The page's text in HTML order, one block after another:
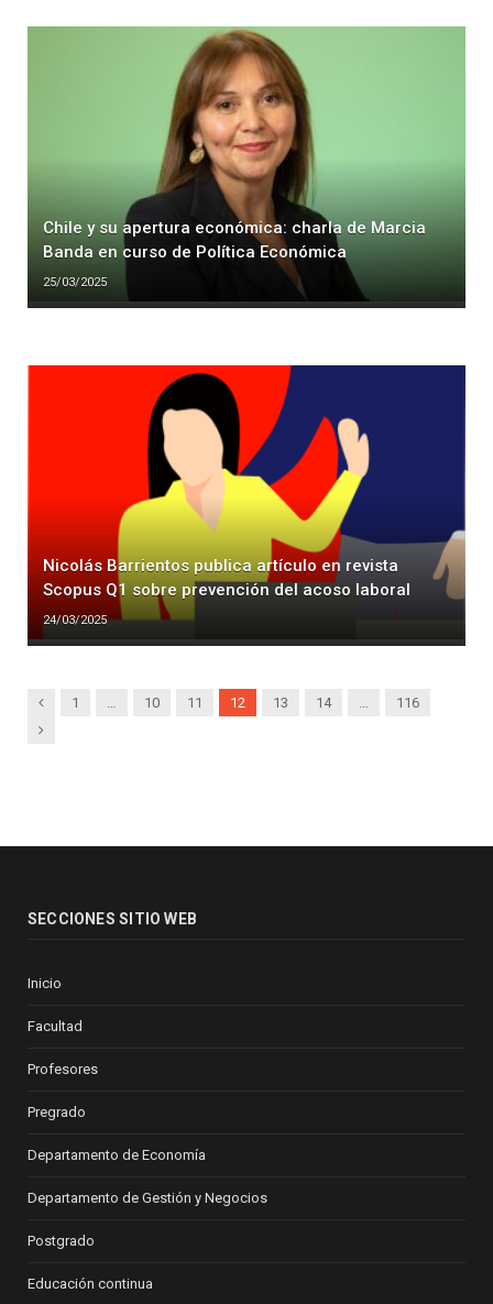
Chile y su apertura económica: charla de Marcia
Banda en curso de Política Económica
25/03/2025
Nicolás Barrientos publica artículo en revista
Scopus Q1 sobre prevención del acoso laboral
24/03/2025
Previous
1 … 10 11 12 13 14 …
116
Next
SECCIONES SITIO WEB
Inicio
Facultad
Profesores
Pregrado
Departamento de Economía
Departamento de Gestión y Negocios
Postgrado
Educación continua